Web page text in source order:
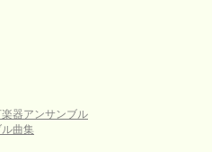
器アンサンブル
曲集